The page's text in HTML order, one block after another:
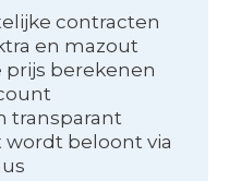
contracten
en mazout
prijs berekenen
transparant
wordt beloont via